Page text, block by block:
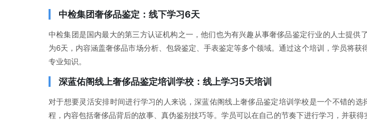
中检集团奢侈品鉴定：线下学习6天
中检集团是国内最大的第三方认证机构之一，他们也为有兴趣从事奢侈品鉴定行业的人士提供
为6天，内容涵盖奢侈品市场分析、包袋鉴定、手表鉴定等多个领域。通过这个培训，学员将获
专业知识。
深蓝佑阁线上奢侈品鉴定培训学校：线上学习5天培训
对于想要灵活安排时间进行学习的人来说，深蓝佑阁线上奢侈品鉴定培训学校是一个不错的
程，内容包括奢侈品背后的故事、真伪鉴别技巧等。学员可以在自己的节奏下进行学习，并获得